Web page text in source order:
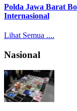
Polda Jawa Barat
Internasional
Lihat Semua ....
Nasional